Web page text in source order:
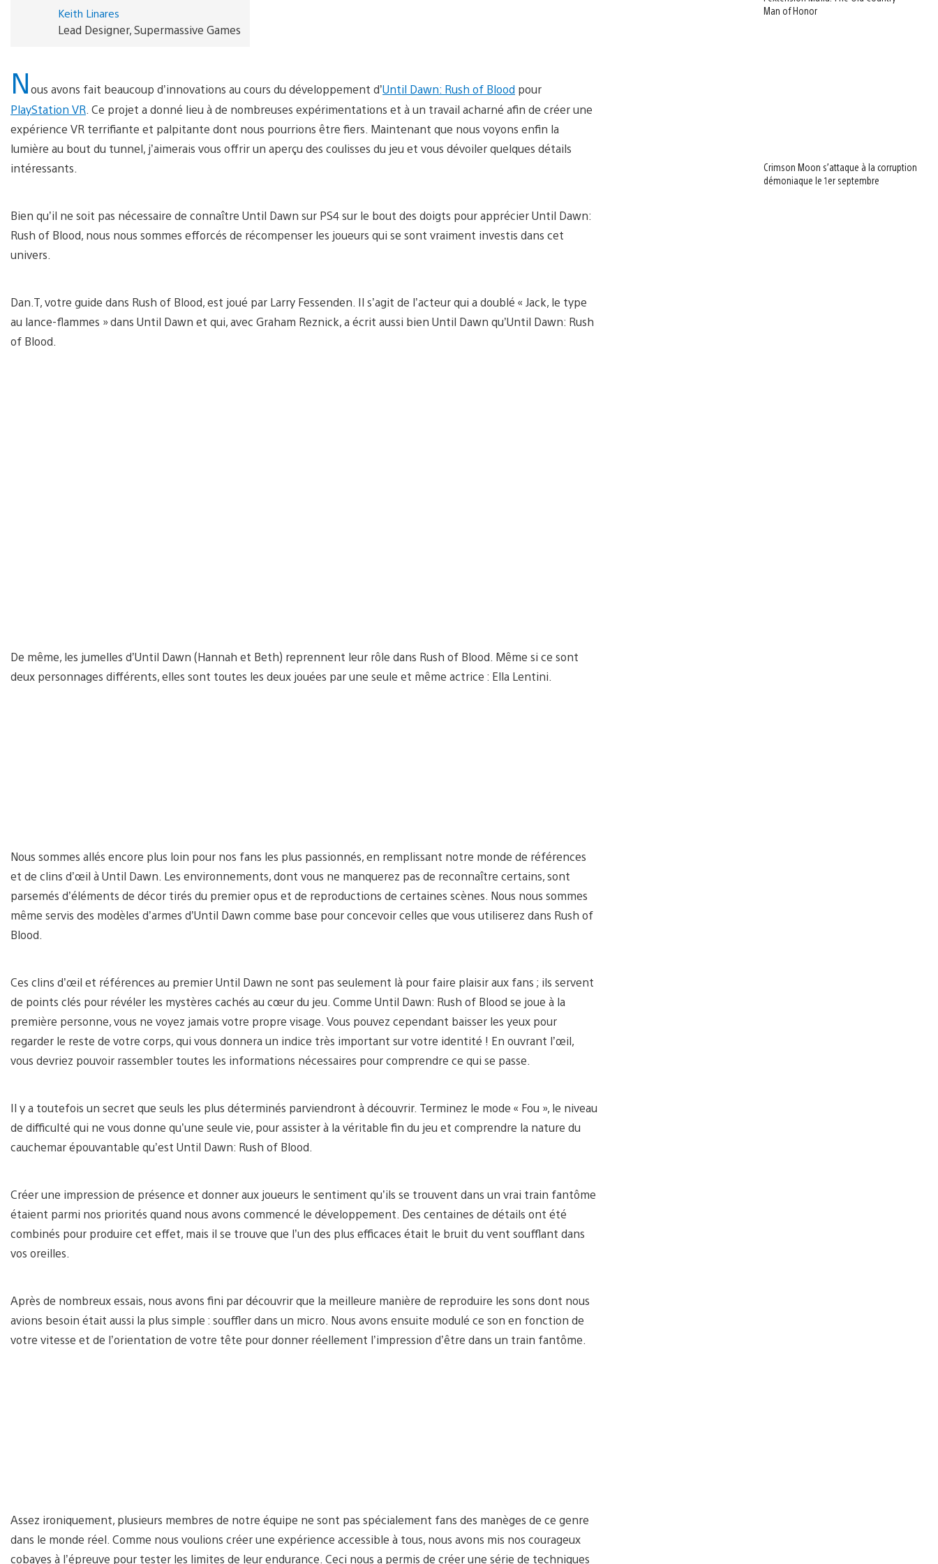
Keith Linares
Lead Designer, Supermassive Games
Nous avons fait beaucoup d’innovations au cours du développement d’Until Dawn: Rush of Blood pour
PlayStation VR . Ce projet a donné lieu à de nombreuses expérimentations et à un travail acharné afin de créer une
expérience VR terrifiante et palpitante dont nous pourrions être fiers. Maintenant que nous voyons enfin la
lumière au bout du tunnel, j’aimerais vous offrir un aperçu des coulisses du jeu et vous dévoiler quelques détails
intéressants.
Bien qu’il ne soit pas nécessaire de connaître Until Dawn sur PS4 sur le bout des doigts pour apprécier Until Dawn:
Rush of Blood, nous nous sommes efforcés de récompenser les joueurs qui se sont vraiment investis dans cet
univers.
Dan.T, votre guide dans Rush of Blood, est joué par Larry Fessenden. Il s’agit de l’acteur qui a doublé « Jack, le type
au lance-flammes » dans Until Dawn et qui, avec Graham Reznick, a écrit aussi bien Until Dawn qu’Until Dawn: Rush
of Blood.
De même, les jumelles d’Until Dawn (Hannah et Beth) reprennent leur rôle dans Rush of Blood. Même si ce sont
deux personnages différents, elles sont toutes les deux jouées par une seule et même actrice : Ella Lentini.
Nous sommes allés encore plus loin pour nos fans les plus passionnés, en remplissant notre monde de références
et de clins d’œil à Until Dawn. Les environnements, dont vous ne manquerez pas de reconnaître certains, sont
parsemés d’éléments de décor tirés du premier opus et de reproductions de certaines scènes. Nous nous sommes
même servis des modèles d’armes d’Until Dawn comme base pour concevoir celles que vous utiliserez dans Rush of
Blood.
Ces clins d’œil et références au premier Until Dawn ne sont pas seulement là pour faire plaisir aux fans ; ils servent
de points clés pour révéler les mystères cachés au cœur du jeu. Comme Until Dawn: Rush of Blood se joue à la
première personne, vous ne voyez jamais votre propre visage. Vous pouvez cependant baisser les yeux pour
regarder le reste de votre corps, qui vous donnera un indice très important sur votre identité ! En ouvrant l’œil,
vous devriez pouvoir rassembler toutes les informations nécessaires pour comprendre ce qui se passe.
Il y a toutefois un secret que seuls les plus déterminés parviendront à découvrir. Terminez le mode « Fou », le niveau
de difficulté qui ne vous donne qu’une seule vie, pour assister à la véritable fin du jeu et comprendre la nature du
cauchemar épouvantable qu’est Until Dawn: Rush of Blood.
Créer une impression de présence et donner aux joueurs le sentiment qu’ils se trouvent dans un vrai train fantôme
étaient parmi nos priorités quand nous avons commencé le développement. Des centaines de détails ont été
combinés pour produire cet effet, mais il se trouve que l’un des plus efficaces était le bruit du vent soufflant dans
vos oreilles.
Après de nombreux essais, nous avons fini par découvrir que la meilleure manière de reproduire les sons dont nous
avions besoin était aussi la plus simple : souffler dans un micro. Nous avons ensuite modulé ce son en fonction de
votre vitesse et de l’orientation de votre tête pour donner réellement l’impression d’être dans un train fantôme.
Assez ironiquement, plusieurs membres de notre équipe ne sont pas spécialement fans des manèges de ce genre
dans le monde réel. Comme nous voulions créer une expérience accessible à tous, nous avons mis nos courageux
cobayes à l’épreuve pour tester les limites de leur endurance. Ceci nous a permis de créer une série de techniques
Man of Honor
Crimson Moon s’attaque à la corruption
démoniaque le 1er septembre